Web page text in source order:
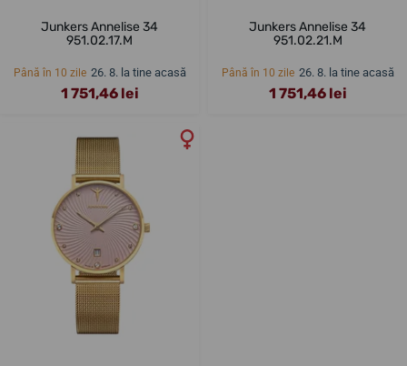
Junkers Annelise 34
951.02.17.M
Până în 10 zile 26. 8. la tine acasă
1 751,46 lei
Junkers Annelise 34
951.02.21.M
Până în 10 zile 26. 8. la tine acasă
1 751,46 lei